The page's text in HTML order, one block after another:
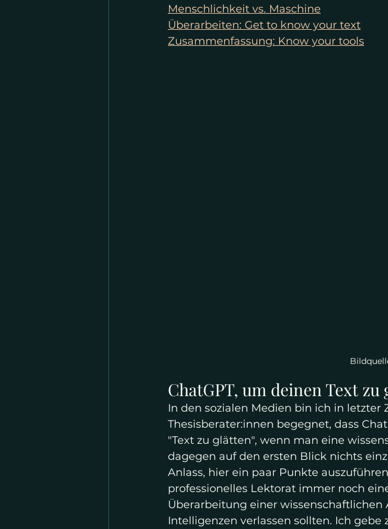
Menschlichkeit vs. Maschine
Überarbeiten: Get to know your text
Zusammenfassung: Know your tools
ChatGPT, um deinen Text zu
In den sozialen Medien bin ich in letzter
Thesisberater:innen begegnet, dass
"Text zu glätten", wenn man eine
dagegen auf den ersten Blick nichts
Anlass, hier ein paar Punkte
professionelles Lektorat immer noch
Überarbeitung einer
Intelligenzen verlassen sollten. Ich